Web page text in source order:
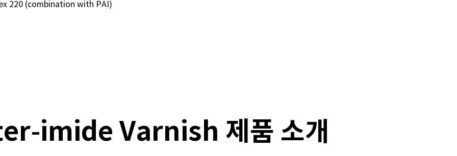
220 (combination with PAI)
imide Varnish 제품 소개